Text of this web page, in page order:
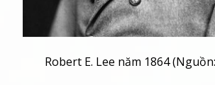
Robert E. Lee năm 1864